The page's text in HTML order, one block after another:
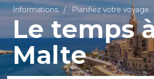
Informations Planifiez votre voyage
Le temps
Malte